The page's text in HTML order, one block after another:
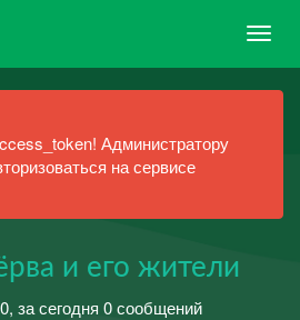
Администратору
на сервисе
и его жители
за сегодня 0 сообщений